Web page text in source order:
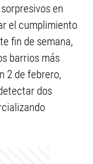
en
el cumplimiento
fin de semana,
barrios más
2 de febrero,
dos